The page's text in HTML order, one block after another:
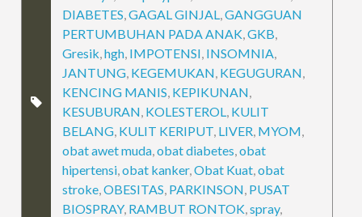
DIABETES,GAGAL GINJAL,GANGGUAN
PERTUMBUHAN PADA ANAK,GKB,
Gresik,hgh, IMPOTENSI, INSOMNIA,
JANTUNG, KEGEMUKAN, KEGUGURAN,
KENCING MANIS, KEPIKUNAN,
KESUBURAN, KOLESTEROL, KULIT
BELANG, KULIT KERIPUT, LIVER, MYOM,
obat awet muda,obat diabetes,obat
hipertensi,obat kanker,Obat Kuat,obat
stroke,OBESITAS, PARKINSON, PUSAT
BIOSPRAY, RAMBUT RONTOK,spray,